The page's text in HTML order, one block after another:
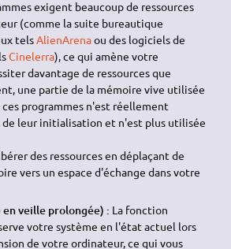
exigent beaucoup de ressources
(comme la suite bureautique
telsAlienArenaou des logiciels de
Cinelerra), ce qui amène votre
davantage de ressources que
une partie de la mémoire vive utilisée
programmes n'est réellement
leur initialisation et n'est plus utilisée
des ressources en déplaçant de
vers un espace d'échange dans votre
veille prolongée) : La fonction
votre système en l'état actuel lors
de votre ordinateur, ce qui vous